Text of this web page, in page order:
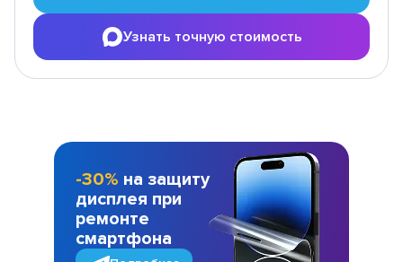
Узнать точную стоимость
-30% на защиту
дисплея при
ремонте
смартфона